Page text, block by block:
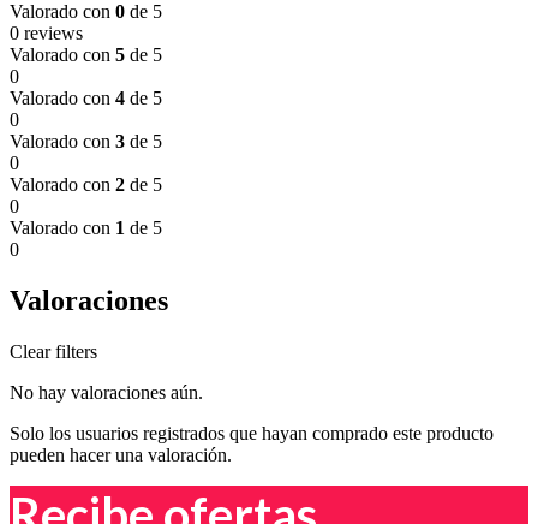
Valorado con 0 de 5
0 reviews
Valorado con 5 de 5
0
Valorado con 4 de 5
0
Valorado con 3 de 5
0
Valorado con 2 de 5
0
Valorado con 1 de 5
0
Valoraciones
Clear filters
No hay valoraciones aún.
Solo los usuarios registrados que hayan comprado este producto
pueden hacer una valoración.